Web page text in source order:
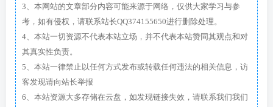
3、本网站的文章部分内容可能来源于网络，仅供大家学习与参
考，如有侵权，请联系站长QQ374155650进行删除处理。
4、本站一切资源不代表本站立场，并不代表本站赞同其观点和对
其真实性负责。
5、本站一律禁止以任何方式发布或转载任何违法的相关信息，访
客发现请向站长举报
6、本站资源大多存储在云盘，如发现链接失效，请联系我们我们